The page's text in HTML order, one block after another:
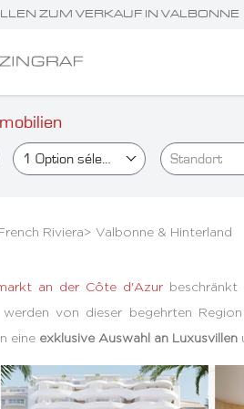
ZUM VERKAUF IN VALBONNE
1 Option sélectionné(e) Standort
Riviera> Valbonne & Hinterland
an der Côte d'Azur
von dieser begehrten
eine exklusive Auswahl an Luxusvillen